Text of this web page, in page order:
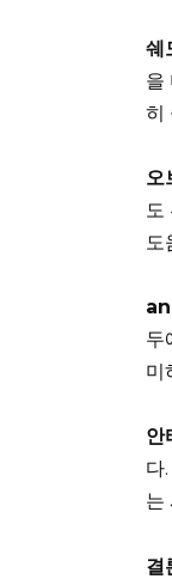
쉐
을
히
오
도
도
두
미
안
다
는
결